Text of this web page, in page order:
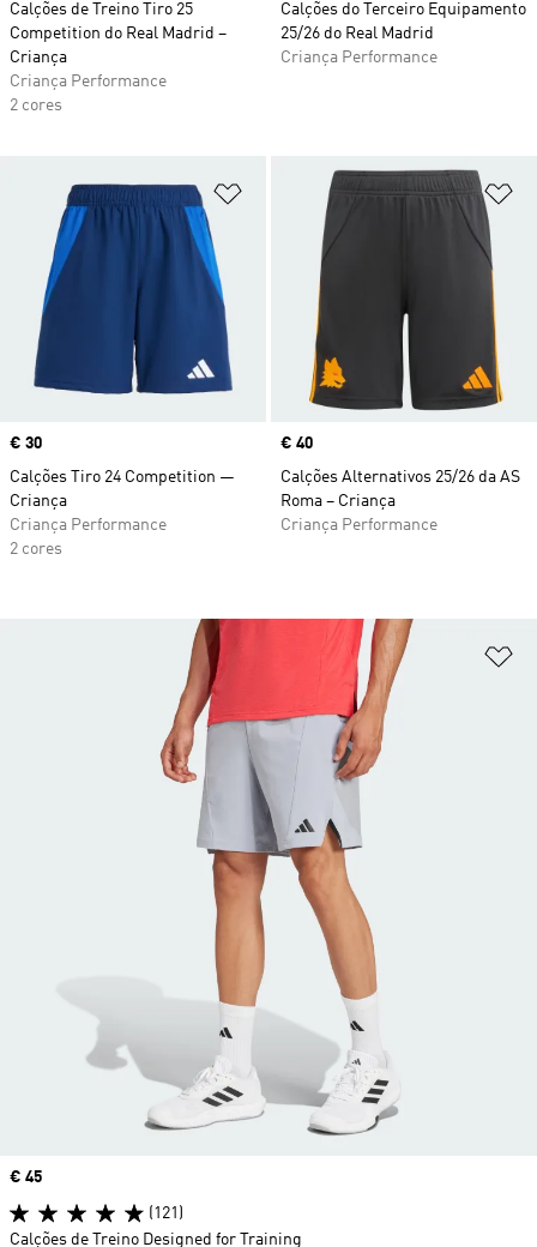
Calções de Treino Tiro 25
Competition do Real Madrid –
Criança
Criança Performance
2 cores
Calções do Terceiro Equipamento
25/26 do Real Madrid
Criança Performance
Adicionar à Lista de Desejos
Price
€ 30
Calções Tiro 24 Competition —
Criança
Criança Performance
2 cores
Price
€ 40
Calções Alternativos 25/26 da AS
Roma – Criança
Criança Performance
Price
€ 45
(121)
Calções de Treino Designed for Training